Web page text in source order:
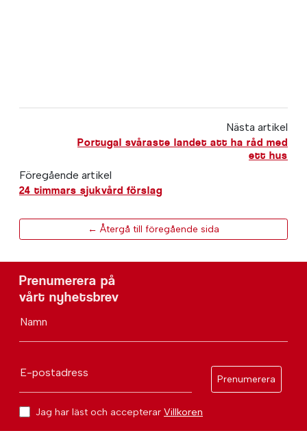
Nästa artikel
Portugal svåraste landet att ha råd med
ett hus
Föregående artikel
24 timmars sjukvård förslag
← Återgå till föregående sida
Prenumerera på
vårt nyhetsbrev
Namn
E-postadress
Prenumerera
Jag har läst och accepterar Villkoren